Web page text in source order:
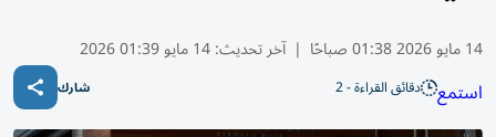
14 مايو 2026 01:38 صباحًا | آخر تحديث:14 مايو 01:39 2026
استمع دقائق القراءة - 2 شارك